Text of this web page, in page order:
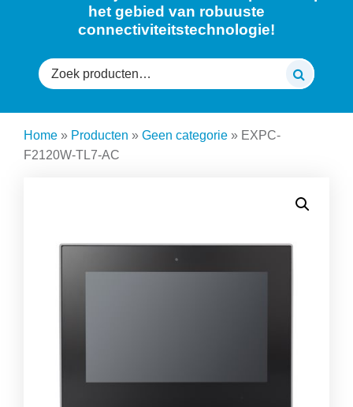
het gebied van robuuste
connectiviteitstechnologie!
Zoeken
naar:
Home » Producten » Geen categorie » EXPC-
F2120W-TL7-AC